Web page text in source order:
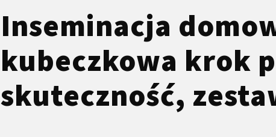
Inseminacja
kubeczkowa krok
skuteczność,